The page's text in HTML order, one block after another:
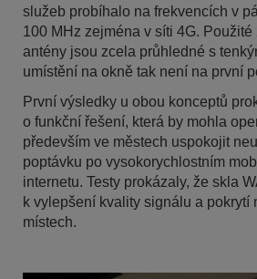
služeb probíhalo na frekvencích v
100 MHz zejména v síti 4G.
antény jsou zcela průhledné s
umístění na okně tak není na první
První výsledky u obou konceptů
o funkční řešení, která by mohla
především ve městech uspokojit
poptávku po vysokorychlostním
internetu. Testy prokázaly, že skla
k vylepšení kvality signálu a pokrytí
místech.